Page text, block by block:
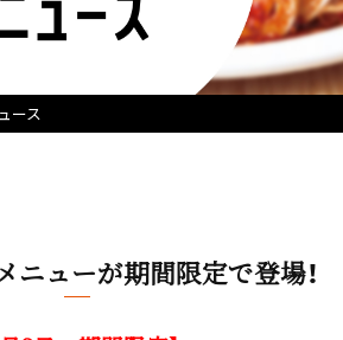
ース
ニューが期間限定で登場！